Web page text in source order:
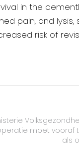
in the
pain, and lysis,
risk of
moet vooraf
als